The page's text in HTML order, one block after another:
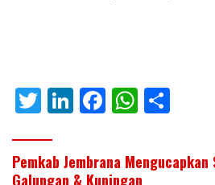
T
itt
er
Li
k
e
F
e
b
W
at
s
ar
e
Pemkab Jembrana
Galungan & Kuningan